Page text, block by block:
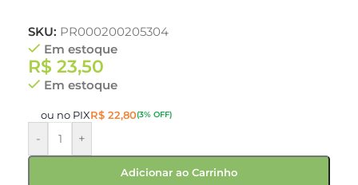
SKU: PR000200205304
Em estoque
R$ 23,50
Em estoque
ou no PIXR$ 22,80(3% OFF)
- +
Adicionar ao Carrinho